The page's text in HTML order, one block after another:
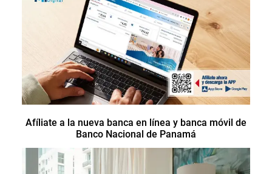
Afíliate a la nueva banca en línea y banca móvil de
Banco Nacional de Panamá